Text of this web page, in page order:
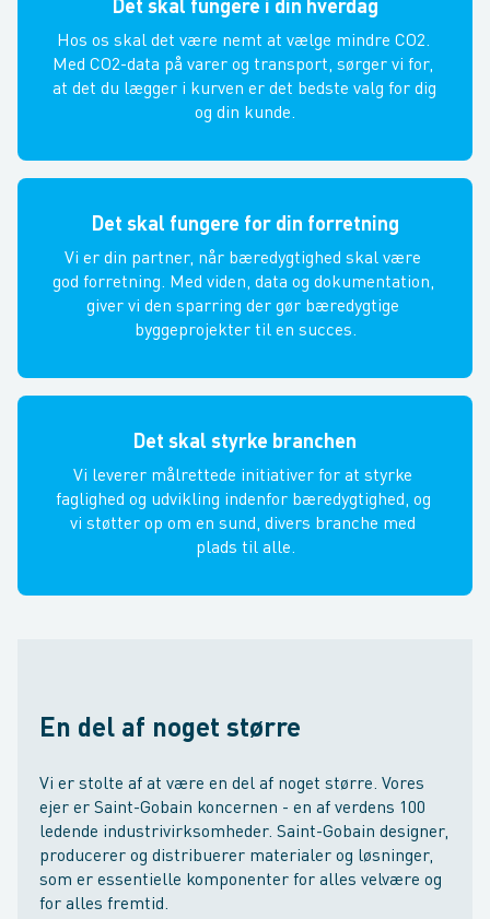
Produkter, der opfylder EU‑taksonomikrav til kemi
og afgasning
– så du trygt kan bruge dem i taksonomiprojekter
Let adgang til dokumentation (fx miljømærker,
– så du hurtigt kan levere de data, rådgivere og
Rådgivning, hvis du er i tvivl om, hvilke produkter
du må bruge i projekter, der skal
taksonomi‑screenes
Blå Kasser der gør det nemmere for dig at
Det skal fungere i din hverdag
Hos os skal det være nemt at vælge mindre CO2.
Med CO2-data på varer og transport, sørger vi for,
at det du lægger i kurven er det bedste valg for dig
og din kunde.
Det skal fungere for din forretning
Vi er din partner, når bæredygtighed skal være
god forretning. Med viden, data og dokumentation,
giver vi den sparring der gør bæredygtige
byggeprojekter til en succes.
Det skal styrke branchen
Vi leverer målrettede initiativer for at styrke
faglighed og udvikling indenfor bæredygtighed, og
vi støtter op om en sund, divers branche med
plads til alle.
En del af noget større
Vi er stolte af at være en del af noget større. Vores
ejer er Saint-Gobain koncernen - en af verdens 100
ledende industrivirksomheder. Saint-Gobain designer,
producerer og distribuerer materialer og løsninger,
som er essentielle komponenter for alles velvære og
for alles fremtid.